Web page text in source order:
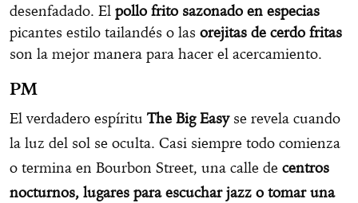
desenfadado. El pollo frito sazonado en especias
picantes estilo tailandés o las orejitas de cerdo fritas
son la mejor manera para hacer el acercamiento.
PM
El verdadero espírituThe Big Easyse revela cuando
la luz del sol se oculta. Casi siempre todo comienza
o termina en Bourbon Street, una calle de centros
nocturnos, lugares para escuchar jazz o tomar una